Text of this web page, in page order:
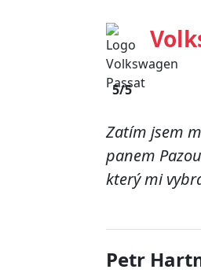
5/5
Zatím jsem
panem
který mi
Petr